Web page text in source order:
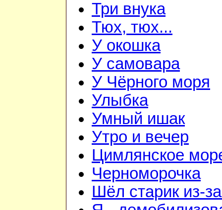
Три внука
Тюх, тюх...
У окошка
У самовара
У Чёрного моря
Улыбка
Умный ишак
Утро и вечер
Цимлянское
Черноморочка
Шёл старик из-